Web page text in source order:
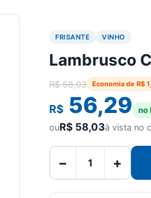
FRISANTE VINHO
Lambrusco
R$58,03 Economia de R$
R$ 56,29 no
ouR$ 58,03à vista no
− +